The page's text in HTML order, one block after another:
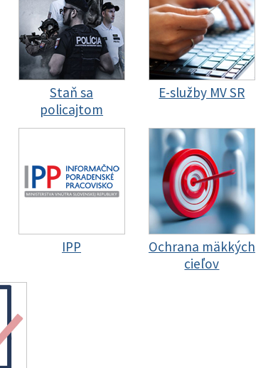
Staň sa
policajtom
E-služby MV SR
IPP
Ochrana mäkkých
cieľov